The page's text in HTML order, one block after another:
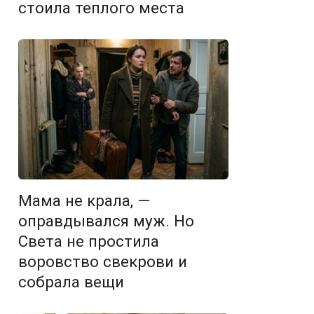
стоила теплого места
Мама не крала, —
оправдывался муж. Но
Света не простила
воровство свекрови и
собрала вещи